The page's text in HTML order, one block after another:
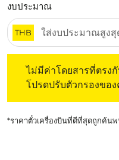
งบประมาณ
THB
ไม่มีค่าโดยสารที่ตรง
โปรดปรับตัวกรองขอ
*ราคาตั๋วเครื่องบินที่ดีที่สุดถูกค้น